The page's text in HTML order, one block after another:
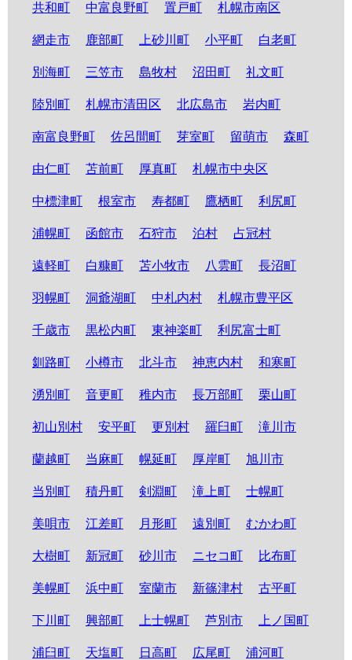
共和町 中富良野町 置戸町 札幌市南区
網走市 鹿部町 上砂川町 小平町 白老町
別海町 三笠市 島牧村 沼田町 礼文町
陸別町 札幌市清田区 北広島市 岩内町
南富良野町 佐呂間町 芽室町 留萌市 森町
由仁町 苫前町 厚真町 札幌市中央区
中標津町 根室市 寿都町 鷹栖町 利尻町
浦幌町 函館市 石狩市 泊村 占冠村
遠軽町 白糠町 苫小牧市 八雲町 長沼町
羽幌町 洞爺湖町 中札内村 札幌市豊平区
千歳市 黒松内町 東神楽町 利尻富士町
釧路町 小樽市 北斗市 神恵内村 和寒町
湧別町 音更町 稚内市 長万部町 栗山町
初山別村 安平町 更別村 羅臼町 滝川市
蘭越町 当麻町 幌延町 厚岸町 旭川市
当別町 積丹町 剣淵町 滝上町 士幌町
美唄市 江差町 月形町 遠別町 むかわ町
大樹町 新冠町 砂川市 ニセコ町 比布町
美幌町 浜中町 室蘭市 新篠津村 古平町
下川町 興部町 上士幌町 芦別市 上ノ国町
浦臼町 天塩町 日高町 広尾町 浦河町